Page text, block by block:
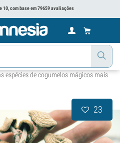
10, com base em 79659 avaliações
espécies de cogumelos mágicos mais
23